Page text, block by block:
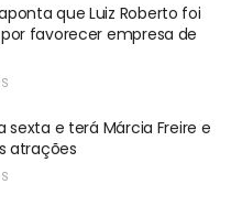
que Luiz Roberto foi
favorecer empresa de
sexta e terá Márcia Freire e
atrações